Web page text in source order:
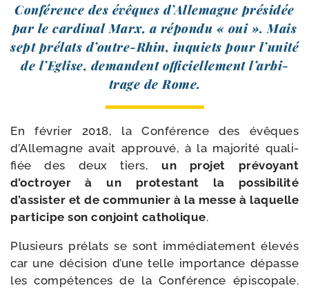
Conférence des évêques d’Allemagne pré­si­dée
par le car­di­nal Marx, a répon­du « oui ». Mais
sept pré­lats d’outre-​Rhin, inquiets pour l’u­ni­té
de l’Eglise, demandent offi­ciel­le­ment l’ar­bi­
trage de Rome.
En février 2018, la Conférence des évêques
d’Allemagne avait approu­vé, à la majo­ri­té qua­li­
fiée des deux tiers, un pro­jet pré­voyant
d’octroyer à un pro­tes­tant la pos­si­bi­li­té
d’assister et de com­mu­nier à la messe à laquelle
par­ti­cipe son conjoint catho­lique.
Plusieurs pré­lats se sont immé­dia­te­ment éle­vés
car une déci­sion d’une telle impor­tance dépasse
les com­pé­tences de la Conférence épis­co­pale.